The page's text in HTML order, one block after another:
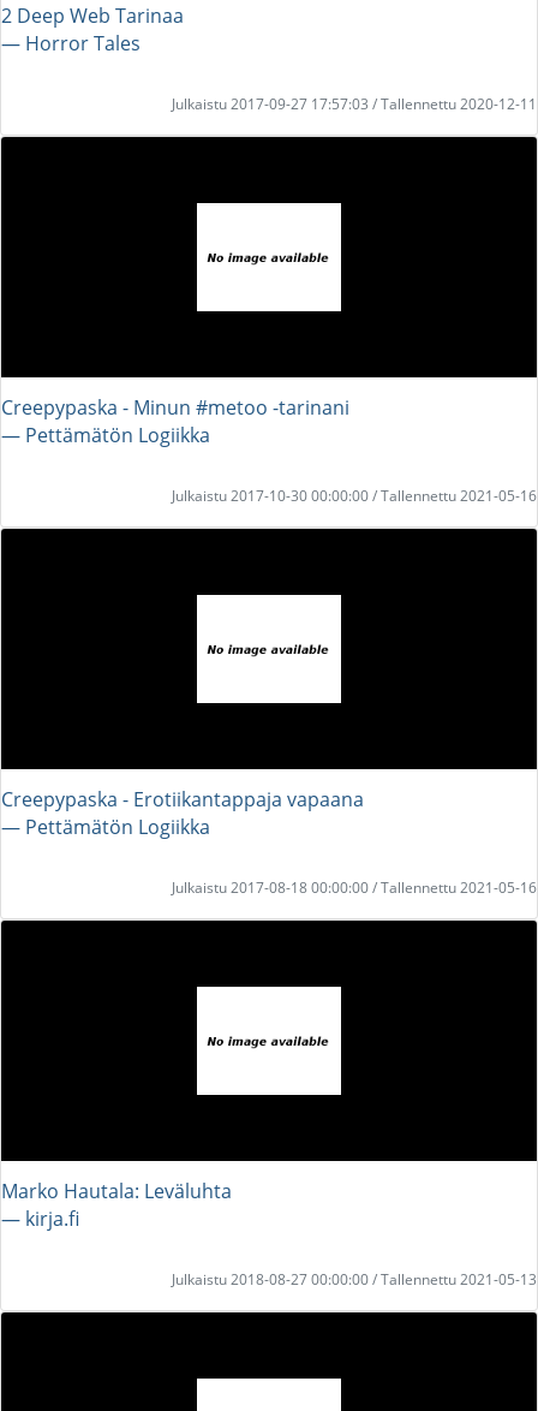
2 Deep Web Tarinaa
― Horror Tales
Julkaistu 2017-09-27 17:57:03 / Tallennettu 2020-12-11
Creepypaska - Minun #metoo -tarinani
― Pettämätön Logiikka
Julkaistu 2017-10-30 00:00:00 / Tallennettu 2021-05-16
Creepypaska - Erotiikantappaja vapaana
― Pettämätön Logiikka
Julkaistu 2017-08-18 00:00:00 / Tallennettu 2021-05-16
Marko Hautala: Leväluhta
― kirja.fi
Julkaistu 2018-08-27 00:00:00 / Tallennettu 2021-05-13